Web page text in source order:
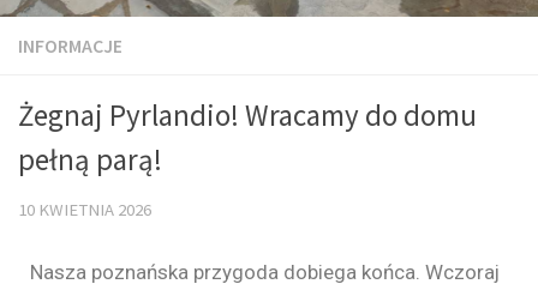
INFORMACJE
Żegnaj Pyrlandio! Wracamy do domu
pełną parą!
10 KWIETNIA 2026
Nasza poznańska przygoda dobiega końca. Wczoraj